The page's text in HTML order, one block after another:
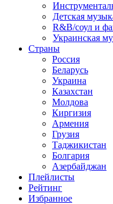
Детская
R&B/cоул и
Украинская
Страны
Россия
Беларусь
Украина
Казахстан
Молдова
Киргизия
Армения
Грузия
Таджикистан
Болгария
Азербайджан
Плейлисты
Рейтинг
Избранное